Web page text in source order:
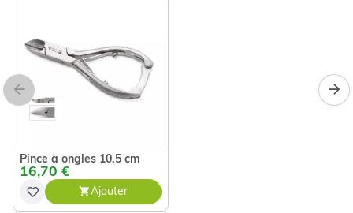
Pince à ongles 10,5 cm
16,70 €
Ajouter